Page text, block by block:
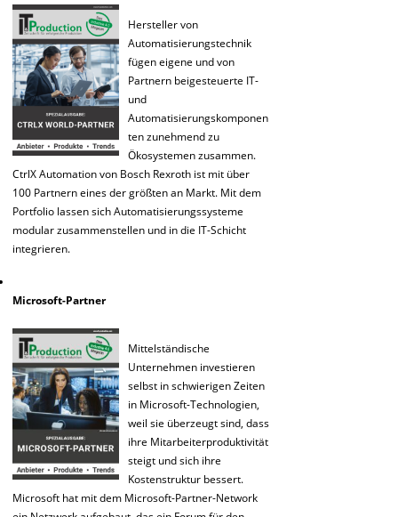
Hersteller von
Automatisierungstechnik
fügen eigene und von
Partnern beigesteuerte IT-
und
Automatisierungskomponen
ten zunehmend zu
Ökosystemen zusammen.
CtrlX Automation von Bosch Rexroth ist mit über
100 Partnern eines der größten an Markt. Mit dem
Portfolio lassen sich Automatisierungssysteme
modular zusammenstellen und in die IT-Schicht
integrieren.
Microsoft-Partner
Mittelständische
Unternehmen investieren
selbst in schwierigen Zeiten
in Microsoft-Technologien,
weil sie überzeugt sind, dass
ihre Mitarbeiterproduktivität
steigt und sich ihre
Kostenstruktur bessert.
Microsoft hat mit dem Microsoft-Partner-Network